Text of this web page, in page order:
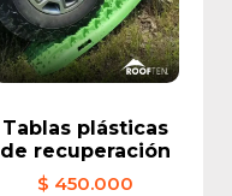
Tablas plásticas
de recuperación
$ 450.000